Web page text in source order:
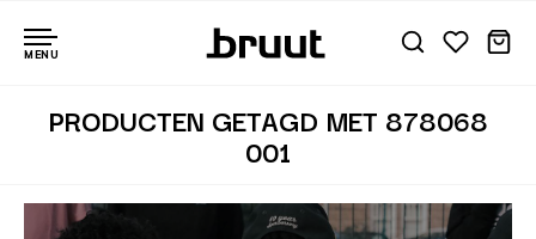
MENU
PRODUCTEN GETAGD MET 878068
001